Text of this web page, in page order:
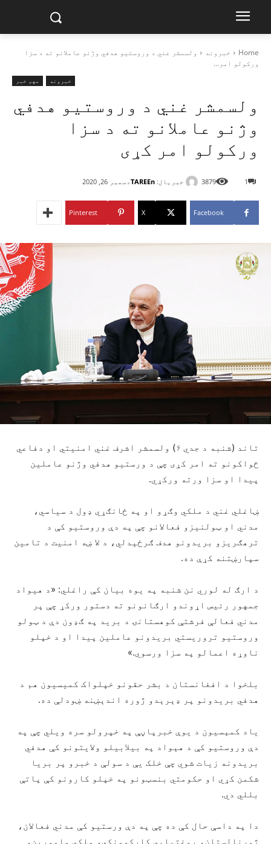
Home خبرونه
ولسمشر غني د وروستیو هدفي وژنو عاملانو ته د سزا
ورکولو امر...
خبرونه مهم خبر
ولسمشر غني د وروستیو هدفي
وژنو عاملانو ته د سزا
ورکولو امر کړی
خبریال: TAREEnدسمبر 26, 2020 1
3879
Facebook
X
Pinterest
تاند (شنبه د جدي ۶) ولسمشر اشرف غني امنیتي او دفاعي
ځواکونو ته امر کړی چې د ورستیو هدفي وژنو عاملین
پیدا او سزا ورته ورکړي.
ښاغلي غني د ملکي وګړو او په ځانګړي ډول د سیاسي،
مدني او ټولنیزو فعالانو چې په دې وروستیو کې د
ترهګریزو بریدونو هدف ګرځېدلي، د لا ښه امنیت د تامین
سپارښتنه کړې ده.
د ارګ له لوري نن شنبه په یوه بیان کې راغلي: «د هیواد
جمهور رئیس اړوندو ارګانونو ته دستور ورکړ چې پر
مدني فعالې فرشتې کوهستانۍ د برید په ګډون دې د ټولو
وروستیو تروریستي بریدونو عاملین پیدا او د خپلو
ناوړه اعمالو په سزا ورسوي.»
بلخوا د افغانستان د بشر حقونو خپلواک کمیسیون هم د
هدفي بریدونو پر ډېرېدو ژوره اندېښنه ښودلې ده.
یاد کمېسیون د یوې خبرپاڼې په خپرولو سره ویلي چې په
دې وروستیو کې د هېواد په بیلابیلو ولایتونو کې هدفي
بریدونه زیات شوي چې خلک یې د سولې د خبرو پر بریا
شکمن کړي او حکومتي بنسټونو په خپلو کارونو کې پاتې
بللي دي.
دا په داسې حال کې ده چې په دې ورستیو کې مدني فعالان،
ژورنالستان، روغتیایي کارکوونکي، ملکي مامورین،